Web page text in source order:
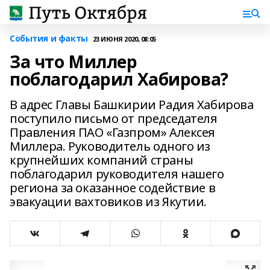
События и факты 23 ИЮНЯ 2020, 08:05
За что Миллер
поблагодарил Хабирова?
В адрес Главы Башкирии Радия Хабирова
поступило письмо от председателя
Правления ПАО «Газпром» Алексея
Миллера. Руководитель одного из
крупнейших компаний страны
поблагодарил руководителя нашего
региона за оказанное содействие в
эвакуации вахтовиков из Якутии.